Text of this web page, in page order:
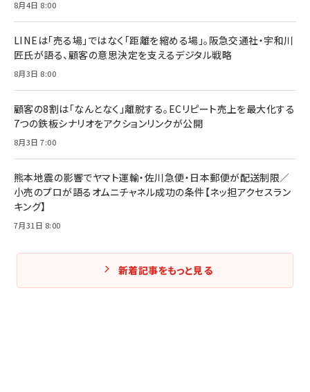
￥2,200
組織の成果を最大化する ルールのデザイン
￥1,980
Amazonランキングをもっと見る
8月4日 8:00
LINEは「売る場」ではなく「距離を縮める場」。阪急交通社・宇和川
匠氏が語る、顧客の意思決定を支えるデジタル戦略
8月3日 8:00
顧客の8割は「なんとなく」離脱する。ECリピート売上を最大化する
7つの鉄板シナリオをアクションリンクが公開
8月3日 7:00
熊本地震の影響でヤマト運輸・佐川急便・日本郵便が配送制限／
小売のプロが語るオムニチャネル成功の条件【ネッ担アクセスラン
キング】
7月31日 8:00
新着記事をもっと見る